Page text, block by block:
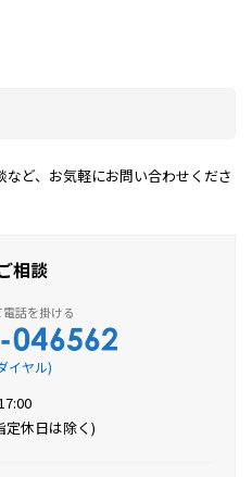
ど、お気軽にお問い合わせくださ
相談
イヤル)
定休日は除く)